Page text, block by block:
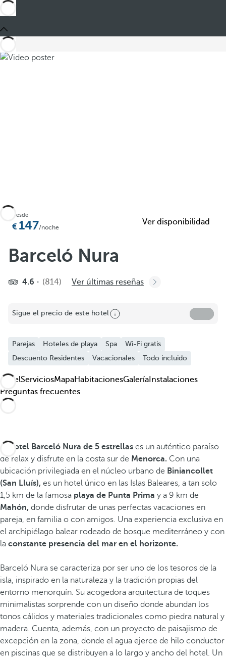
Añadir a favoritos
Ver más fotos y videos
Desde
147/noche
Ver disponibilidad
Barceló Nura
4.6 (814) Ver últimas reseñas
Sigue el precio de este hotel
Parejas Hoteles de playa Spa
Wi-Fi gratis
Descuento Residentes
Vacacionales Todo incluido
HotelServiciosMapaHabitacionesGalería Instalaciones
Preguntas frecuentes
El hotel Barceló Nura de 5 estrellas es un auténtico paraíso
de relax y disfrute en la costa sur de Menorca. Con una
ubicación privilegiada en el núcleo urbano de Biniancollet
(San Lluís), es un hotel único en las Islas Baleares, a tan solo
1,5 km de la famosa playa de Punta Prima y a 9 km de
Mahón, donde disfrutar de unas perfectas vacaciones en
pareja, en familia o con amigos. Una experiencia exclusiva en
el archipiélago balear rodeado de bosque mediterráneo y con
la constante presencia del mar en el horizonte.
Barceló Nura se caracteriza por ser uno de los tesoros de la
isla, inspirado en la naturaleza y la tradición propias del
entorno menorquín. Su acogedora arquitectura de toques
minimalistas sorprende con un diseño donde abundan los
tonos cálidos y materiales tradicionales como piedra natural y
madera. Cuenta, además, con un proyecto de paisajismo de
excepción en la zona, donde el agua ejerce de hilo conductor
en piscinas que se distribuyen a lo largo y ancho del hotel. Un